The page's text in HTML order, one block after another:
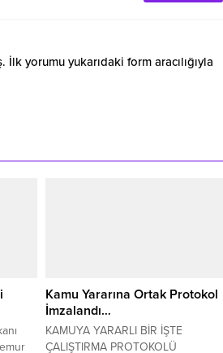
İlk yorumu yukarıdaki form aracılığıyla
Kamu Yararına Ortak Protokol
İmzalandı…
KAMUYA YARARLI BİR İŞTE
ÇALIŞTIRMA PROTOKOLÜ